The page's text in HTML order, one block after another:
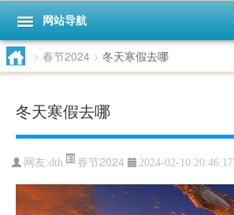
网站导航
> 春节2024 > 冬天寒假去哪
冬天寒假去哪
网友:dth 春节2024 2024-02-10 20:46:17